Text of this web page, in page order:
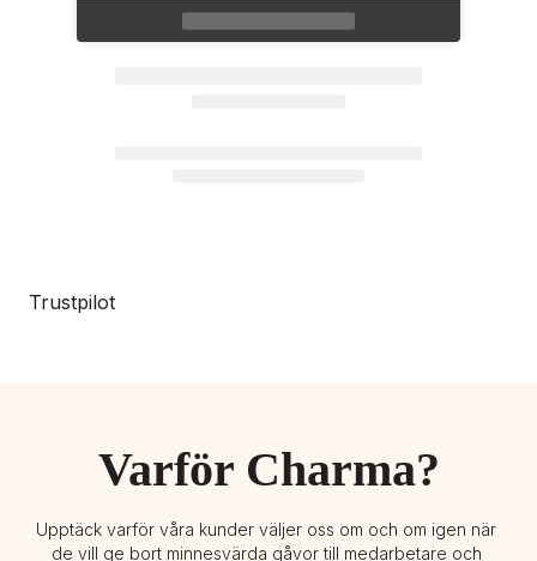
Trustpilot
Varför Charma?
Upptäck varför våra kunder väljer oss om och om igen när
de vill ge bort minnesvärda gåvor till medarbetare och